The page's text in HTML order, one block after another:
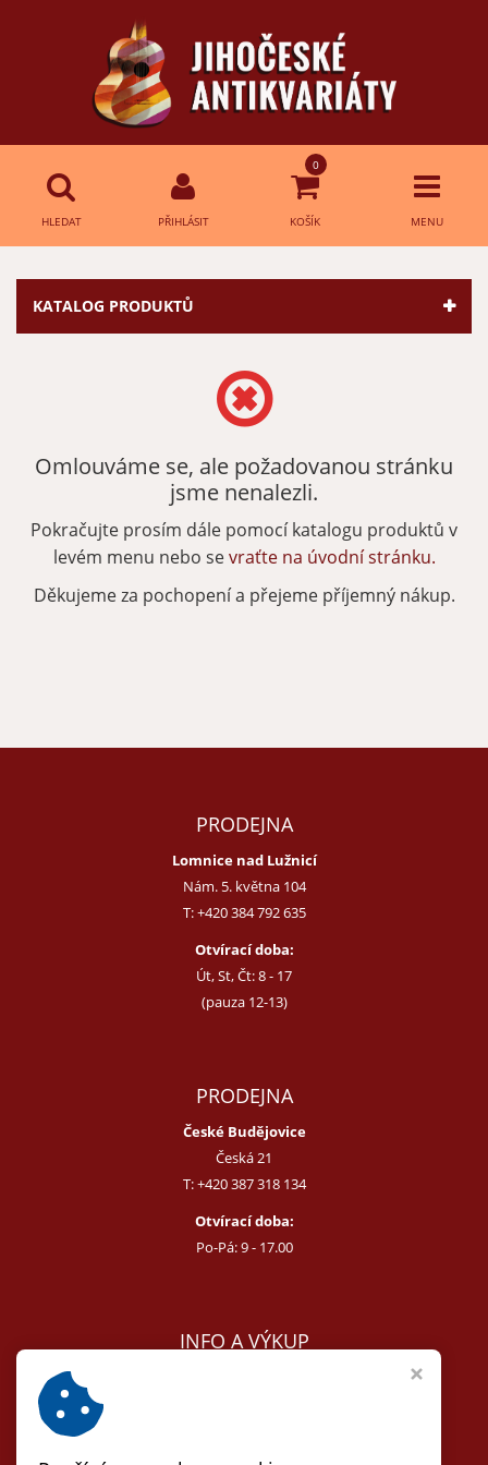
HLEDAT PŘIHLÁSIT
0
KOŠÍK MENU
Přihlášení
Přihlásit
Zapomenuté heslo Nová registrace
KATALOG PRODUKTŮ
Omlouváme se, ale požadovanou stránku
jsme nenalezli.
Pokračujte prosím dále pomocí katalogu produktů v
levém menu nebo sevraťte na úvodní stránku.
Děkujeme za pochopení a přejeme příjemný nákup.
PRODEJNA
Lomnice nad Lužnicí
Nám. 5. května 104
T:+420 384 792 635
Otvírací doba:
Út, St, Čt: 8 - 17
(pauza 12-13)
PRODEJNA
České Budějovice
Česká 21
T:+420 387 318 134
Otvírací doba:
Po-Pá: 9 - 17.00
INFO A VÝKUP